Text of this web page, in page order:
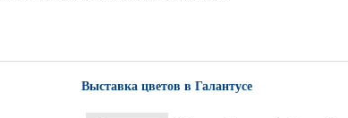
Выставка цветов в Галантусе